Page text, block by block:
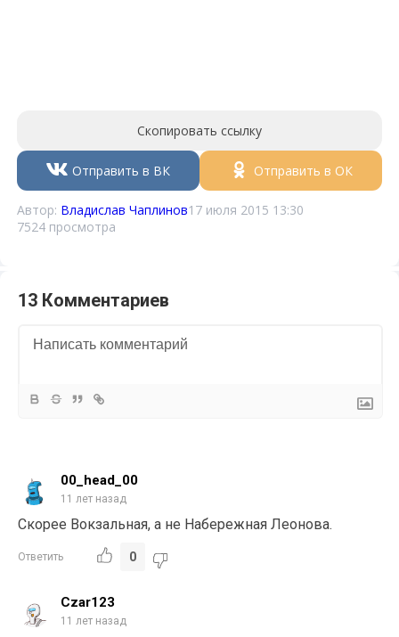
Скопировать ссылку
Отправить в ВК Отправить в ОК
Автор: Владислав Чаплинов17 июля 2015 13:30
7524 просмотра
13 Комментариев
00_head_00
11 лет назад
Скорее Вокзальная, а не Набережная Леонова.
Ответить 0
Czar123
11 лет назад